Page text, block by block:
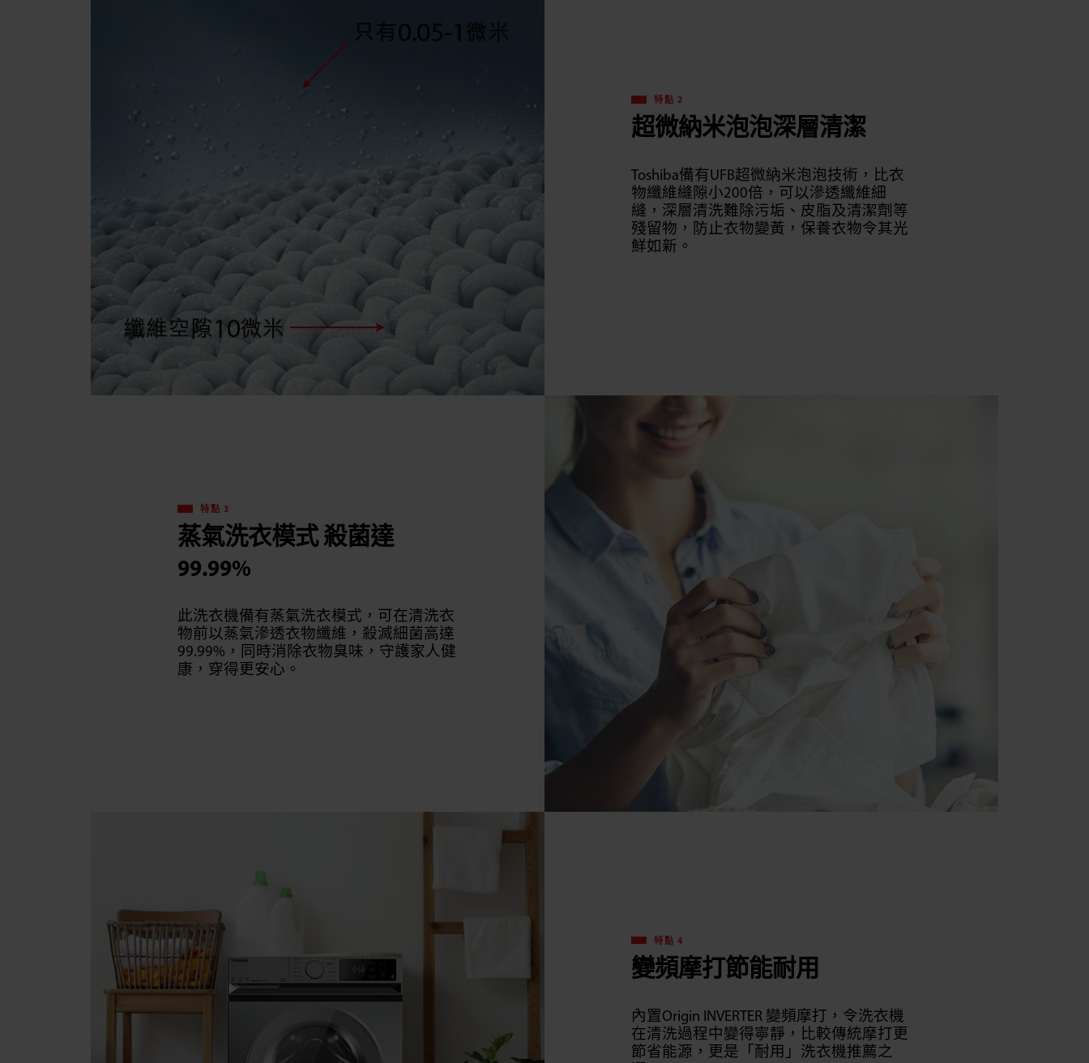
特點 2
超微納米泡泡深層清潔
Toshiba備有UFB超微納米泡泡技術，比衣
物纖維縫隙小200倍，可以滲透纖維細
縫，深層清洗難除污垢、皮脂及清潔劑等
殘留物，防止衣物變黃，保養衣物令其光
鮮如新。
特點 3
蒸氣洗衣模式 殺菌達
99.99%
此洗衣機備有蒸氣洗衣模式，可在清洗衣
物前以蒸氣滲透衣物纖維，殺滅細菌高達
99.99%，同時消除衣物臭味，守護家人健
康，穿得更安心。
特點 4
變頻摩打節能耐用
內置Origin INVERTER 變頻摩打，令洗衣機
在清洗過程中變得寧靜，比較傳統摩打更
節省能源，更是「耐用」洗衣機推薦之